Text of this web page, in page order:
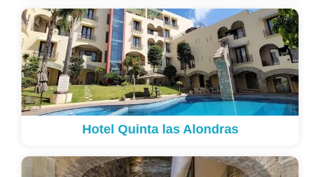
Hotel Quinta las Alondras